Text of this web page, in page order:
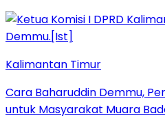
Kalimantan Timur
Cara Baharuddin Demmu,
untuk Masyarakat Muara